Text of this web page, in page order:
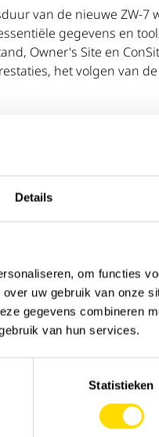
Details
om functies
uw gebruik van onze
gegevens combineren
van hun services.
Statistieken
van de nieuwe ZW-
gegevens en
Owner's Site en
het volgen van